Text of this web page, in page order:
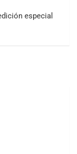
especial